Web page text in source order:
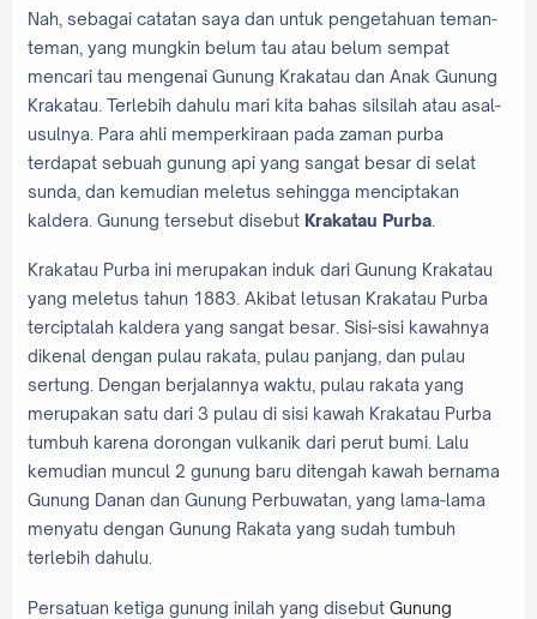
Nah, sebagai catatan saya dan untuk pengetahuan teman-
teman, yang mungkin belum tau atau belum sempat
mencari tau mengenai Gunung Krakatau dan Anak Gunung
Krakatau. Terlebih dahulu mari kita bahas silsilah atau asal-
usulnya. Para ahli memperkiraan pada zaman purba
terdapat sebuah gunung api yang sangat besar di selat
sunda, dan kemudian meletus sehingga menciptakan
kaldera. Gunung tersebut disebut Krakatau Purba
Krakatau Purba ini merupakan induk dari Gunung Krakatau
yang meletus tahun 1883. Akibat letusan Krakatau Purba
terciptalah kaldera yang sangat besar. Sisi-sisi kawahnya
dikenal dengan pulau rakata, pulau panjang, dan pulau
sertung. Dengan berjalannya waktu, pulau rakata yang
merupakan satu dari 3 pulau di sisi kawah Krakatau Purba
tumbuh karena dorongan vulkanik dari perut bumi. Lalu
kemudian muncul 2 gunung baru ditengah kawah bernama
Gunung Danan dan Gunung Perbuwatan, yang lama-lama
menyatu dengan Gunung Rakata yang sudah tumbuh
terlebih dahulu.
Persatuan ketiga gunung inilah yang disebut Gunung